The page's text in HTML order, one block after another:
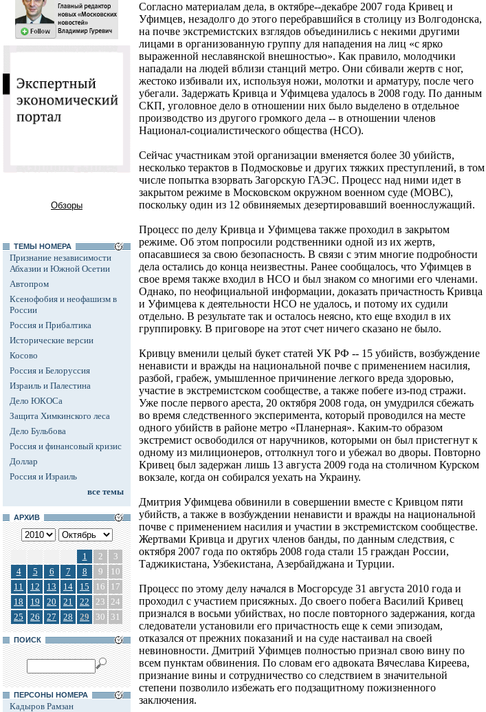
Обзоры
ТЕМЫ НОМЕРА
Признание независимости
Абхазии и Южной Осетии
Автопром
Ксенофобия и неофашизм в
России
Россия и Прибалтика
Исторические версии
Косово
Россия и Белоруссия
Израиль и Палестина
Дело ЮКОСа
Защита Химкинского леса
Дело Бульбова
Россия и финансовый кризис
Доллар
Россия и Израиль
все темы
АРХИВ
1 2
3
4
5 6 7 8 9
10
11
12 13 14 15 16
17
18
19 20 21 22 23 24
25
26 27 28 29 30 31
ПОИСК
ПЕРСОНЫ НОМЕРА
Кадыров Рамзан
Согласно материалам дела, в октябре--декабре 2007 года Кривец и
Уфимцев, незадолго до этого перебравшийся в столицу из Волгодонска,
на почве экстремистских взглядов объединились с некими другими
лицами в организованную группу для нападения на лиц «с ярко
выраженной неславянской внешностью». Как правило, молодчики
нападали на людей вблизи станций метро. Они сбивали жертв с ног,
жестоко избивали их, используя ножи, молотки и арматуру, после чего
убегали. Задержать Кривца и Уфимцева удалось в 2008 году. По данным
СКП, уголовное дело в отношении них было выделено в отдельное
производство из другого громкого дела -- в отношении членов
Национал-социалистического общества (НСО).
Сейчас участникам этой организации вменяется более 30 убийств,
несколько терактов в Подмосковье и других тяжких преступлений, в том
числе попытка взорвать Загорскую ГАЭС. Процесс над ними идет в
закрытом режиме в Московском окружном военном суде (МОВС),
поскольку один из 12 обвиняемых дезертировавший военнослужащий.
Процесс по делу Кривца и Уфимцева также проходил в закрытом
режиме. Об этом попросили родственники одной из их жертв,
опасавшиеся за свою безопасность. В связи с этим многие подробности
дела остались до конца неизвестны. Ранее сообщалось, что Уфимцев в
свое время также входил в НСО и был знаком со многими его членами.
Однако, по неофициальной информации, доказать причастность Кривца
и Уфимцева к деятельности НСО не удалось, и потому их судили
отдельно. В результате так и осталось неясно, кто еще входил в их
группировку. В приговоре на этот счет ничего сказано не было.
Кривцу вменили целый букет статей УК РФ -- 15 убийств, возбуждение
ненависти и вражды на национальной почве с применением насилия,
разбой, грабеж, умышленное причинение легкого вреда здоровью,
участие в экстремистском сообществе, а также побеге из-под стражи.
Уже после первого ареста, 20 октября 2008 года, он умудрился сбежать
во время следственного эксперимента, который проводился на месте
одного убийств в районе метро «Планерная». Каким-то образом
экстремист освободился от наручников, которыми он был пристегнут к
одному из милиционеров, оттолкнул того и убежал во дворы. Повторно
Кривец был задержан лишь 13 августа 2009 года на столичном Курском
вокзале, когда он собирался уехать на Украину.
Дмитрия Уфимцева обвинили в совершении вместе с Кривцом пяти
убийств, а также в возбуждении ненависти и вражды на национальной
почве с применением насилия и участии в экстремистском сообществе.
Жертвами Кривца и других членов банды, по данным следствия, с
октября 2007 года по октябрь 2008 года стали 15 граждан России,
Таджикистана, Узбекистана, Азербайджана и Турции.
Процесс по этому делу начался в Мосгорсуде 31 августа 2010 года и
проходил с участием присяжных. До своего побега Василий Кривец
признался в восьми убийствах, но после повторного задержания, когда
следователи установили его причастность еще к семи эпизодам,
отказался от прежних показаний и на суде настаивал на своей
невиновности. Дмитрий Уфимцев полностью признал свою вину по
всем пунктам обвинения. По словам его адвоката Вячеслава Киреева,
признание вины и сотрудничество со следствием в значительной
степени позволило избежать его подзащитному пожизненного
заключения.